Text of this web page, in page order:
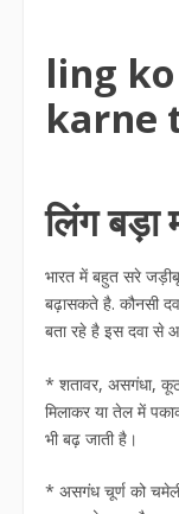
ling
karne
लिंग बड़ा
भारत में बहुत सरे
बढ़ासकते है. कौनसी
बता रहे है इस दवा से
* शतावर, असगंधा,
मिलाकर या तेल में
भी बढ़ जाती है।
* असगंध चूर्ण को